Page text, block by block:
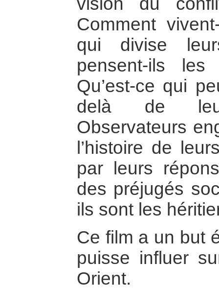
Comment
qui divise
pensent-ils
Qu’est-ce qui
delà de
Observateurs
l’histoire de
par leurs
des préjugés
ils sont les
Ce film a un but
puisse influer
Orient.